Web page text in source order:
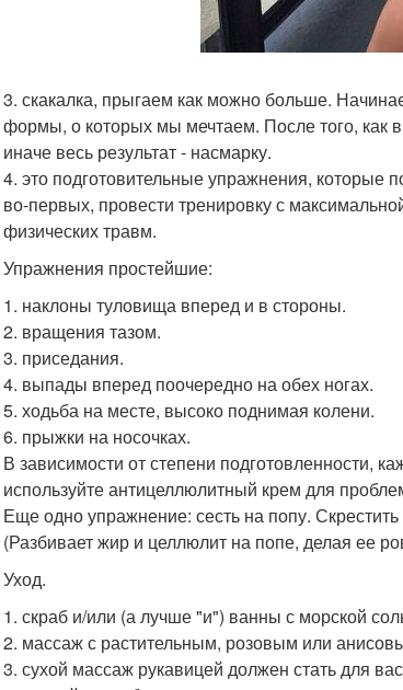
3. скакалка, прыгаем как можно больше.
формы, о которых мы мечтаем. После того, как
иначе весь результат - насмарку.
4. это подготовительные упражнения,
во-первых, провести тренировку с
физических травм.
Упражнения простейшие:
1. наклоны туловища вперед и в стороны.
2. вращения тазом.
3. приседания.
4. выпады вперед поочередно на обех ногах.
5. ходьба на месте, высоко поднимая колени.
6. прыжки на носочках.
В зависимости от степени подготовленности,
используйте антицеллюлитный крем для
Еще одно упражнение: сесть на попу.
(Разбивает жир и целлюлит на попе, делая ее
Уход.
1. скраб и/или (а лучше "и") ванны с морской
2. массаж с растительным, розовым или
3. сухой массаж рукавицей должен стать для